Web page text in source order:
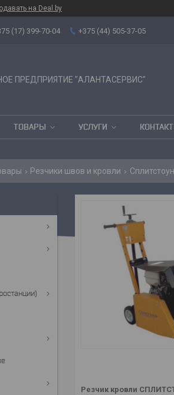
на Deal.by
(17) 399-70-04 +375 (44) 505-37-05
ПРЕДПРИЯТИЕ "АЛАНТАСЕРВИС"
ТОВАРЫ УСЛУГИ
Резчики швов и кровли
Резчик кровли